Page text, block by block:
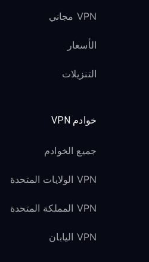
VPN مجاني
الأسعار
التنزيلات
خوادم VPN
جميع الخوادم
VPN الولايات المتحدة
VPN المملكة المتحدة
VPN اليابان